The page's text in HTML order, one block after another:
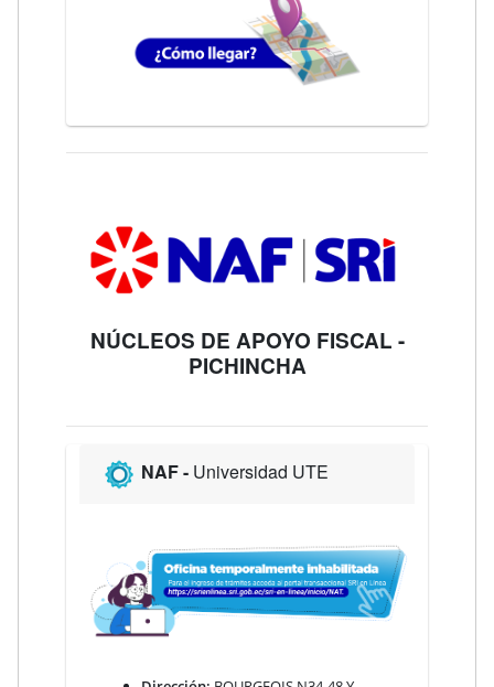
NÚCLEOS DE APOYO FISCAL -
PICHINCHA
NAF -Universidad UTE